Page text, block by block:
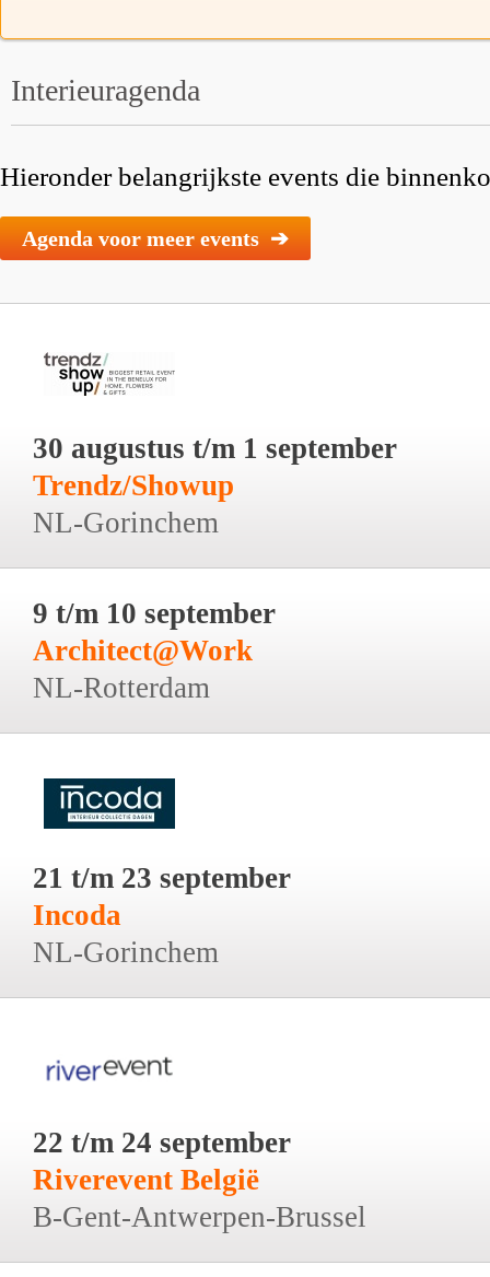
Interieuragenda
Hieronder belangrijkste events die
Agenda voor meer events ➔
30 augustus t/m 1 september
Trendz/Showup
NL-Gorinchem
9 t/m 10 september
Architect@Work
NL-Rotterdam
21 t/m 23 september
Incoda
NL-Gorinchem
22 t/m 24 september
Riverevent België
B-Gent-Antwerpen-Brussel